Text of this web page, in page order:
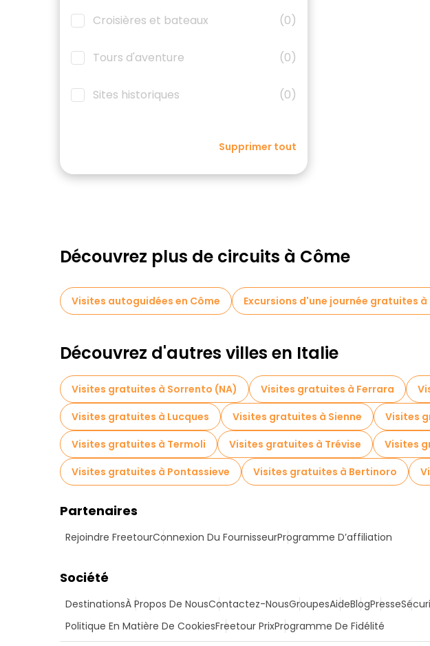
Croisières et bateaux (0)
Tours d'aventure (0)
Sites historiques (0)
Supprimer tout
Découvrez plus de circuits à Côme
Visites autoguidées en Côme Excursions d'une journée gratuites à
Découvrez d'autres villes en Italie
Visites gratuites à Sorrento (NA) Visites gratuites à Ferrara
Visites gratuites à Lucques
Visites gratuites à Sienne Visites
Visites gratuites à Termoli
Visites gratuites à Trévise Visites
Visites gratuites à Pontassieve
Visites gratuites à Bertinoro
Partenaires
Rejoindre FreetourConnexion Du FournisseurProgramme D’affiliation
Société
DestinationsÀ Propos De NousContactez-NousGroupesAideBlogPresse
Politique En Matière De CookiesFreetour PrixProgramme De Fidélité